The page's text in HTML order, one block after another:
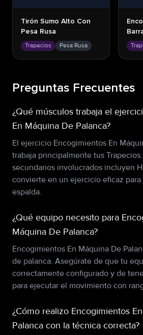
Tirón Sumo Alto Con
Pesa Rusa
Trapecios Pesa Rusa
Preguntas Frecuentes
¿Qué músculos trabaja el
En Máquina De Palanca?
El ejercicio Encogimientos En
trabaja principalmente tus
secundarios involucrados incluyen
convierte en un ejercicio eficaz para
espalda.
¿Qué equipo necesito para
Máquina De Palanca?
Encogimientos En Máquina De
de palanca. Asegúrate de que tu
correctamente configurado y de
para ejecutar el movimiento con
¿Cómo realizo Encogimientos
Palanca con la técnica correcta?